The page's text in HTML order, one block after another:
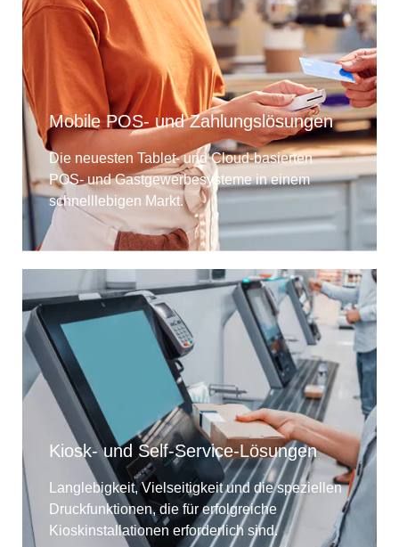
Mobile POS- und Zahlungslösungen
Die neuesten Tablet- und Cloud-basierten
POS- und Gastgewerbesysteme in einem
schnelllebigen Markt.
Kiosk- und Self-Service-Lösungen
Langlebigkeit, Vielseitigkeit und die speziellen
Druckfunktionen, die für erfolgreiche
Kioskinstallationen erforderlich sind.